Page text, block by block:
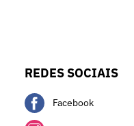
REDES SOCIAIS
Facebook